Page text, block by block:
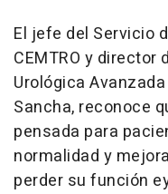
El jefe del Servicio
CEMTRO y
Urológica
Sancha, reconoce
pensada para
normalidad y
perder su función